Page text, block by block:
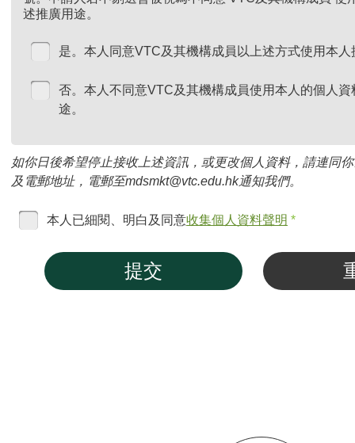
述推廣用途。
是。本人同意VTC及其機構成員以上述方式使用本
否。本人不同意VTC及其機構成員使用本人的個人
途。
如你日後希望停止接收上述資訊，或更改個人資料，請連同
及電郵地址，電郵至mdsmkt@vtc.edu.hk通知我們。
本人已細閱、明白及同意收集個人資料聲明 *
提交